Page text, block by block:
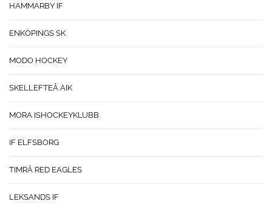
HAMMARBY IF
ENKÖPINGS SK
MODO HOCKEY
SKELLEFTEÅ AIK
MORA ISHOCKEYKLUBB
IF ELFSBORG
TIMRÅ RED EAGLES
LEKSANDS IF